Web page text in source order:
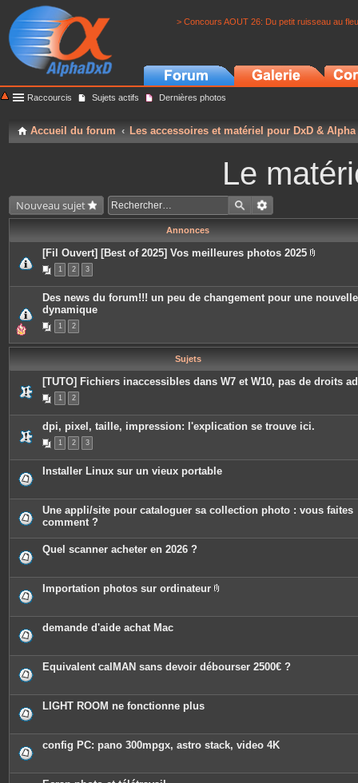
> Concours AOUT 26: Du petit ruisseau au
Raccourcis Sujets actifs Dernières photos
Accueil du forum Les accessoires et matériel pour DxD & Alpha
Le
Nouveau sujet
Annonces
[Fil Ouvert] [Best of 2025] Vos meilleures photos 2025
c
e
n
s
1 2 3
Des news du forum!!! un peu de changement pour une nouvelle
dynamique
1 2
Sujets
[TUTO] Fichiers inaccessibles dans W7 et W10, pas de droits
1 2
dpi, pixel, taille, impression: l'explication se trouve ici.
1 2 3
Installer Linux sur un vieux portable
Une appli/site pour cataloguer sa collection photo : vous faites
comment ?
Quel scanner acheter en 2026 ?
Importation photos sur ordinateur
è
j
o
i
t
demande d'aide achat Mac
Equivalent calMAN sans devoir débourser 2500€ ?
LIGHT ROOM ne fonctionne plus
config PC: pano 300mpgx, astro stack, video 4K